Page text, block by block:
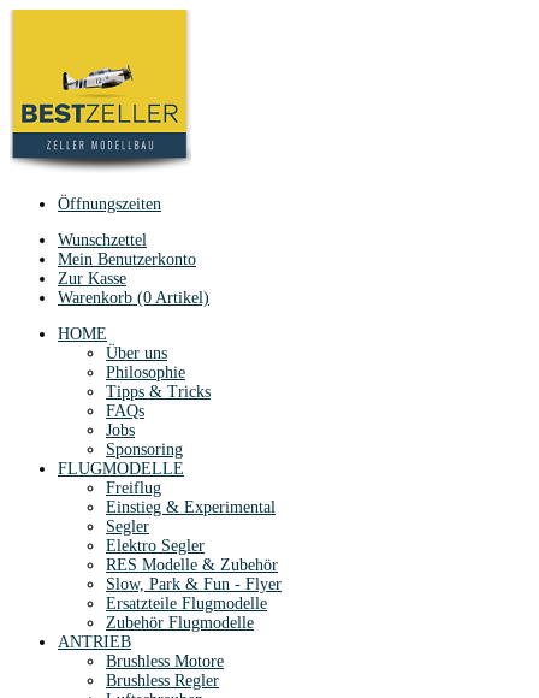
Öffnungszeiten
Wunschzettel
Mein Benutzerkonto
Zur Kasse
Warenkorb (0 Artikel)
HOME
Über uns
Philosophie
Tipps & Tricks
FAQs
Jobs
Sponsoring
FLUGMODELLE
Freiflug
Einstieg & Experimental
Segler
Elektro Segler
RES Modelle & Zubehör
Slow, Park & Fun - Flyer
Ersatzteile Flugmodelle
Zubehör Flugmodelle
ANTRIEB
Brushless Motore
Brushless Regler